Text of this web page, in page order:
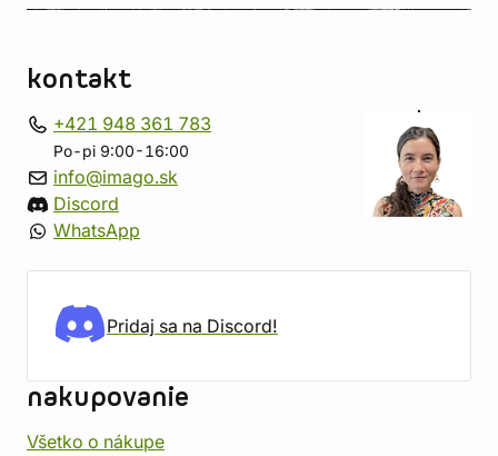
kontakt
+421 948 361 783
Po-pi 9:00-16:00
info@imago.sk
Discord
WhatsApp
Pridaj sa na Discord!
nakupovanie
Všetko o nákupe